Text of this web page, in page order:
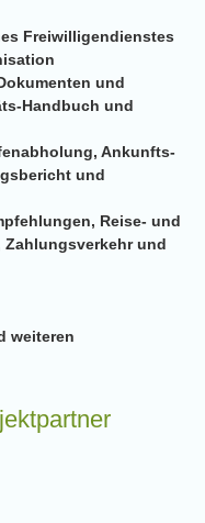
Freiwilligendienstes
und
Handbuch und
Ankunfts-
und
Reise- und
Zahlungsverkehr und
weiteren